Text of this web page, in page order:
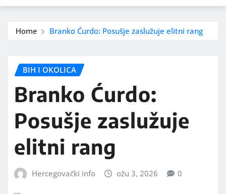
Home Branko Ćurdo: Posušje zaslužuje elitni rang
BIH I OKOLICA
Branko Ćurdo:
Posušje zaslužuje
elitni rang
Hercegovački info ožu 3, 2026 0